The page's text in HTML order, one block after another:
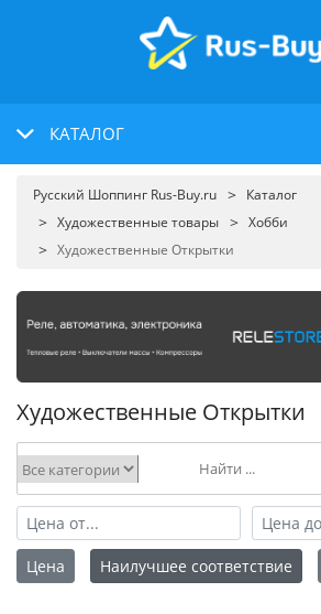
КАТАЛОГ
Русский Шоппинг Rus-Buy.ru
Каталог
Художественные товары
Хобби
Художественные Открытки
Художественные Открытки
Цена Наилучшее соответствие